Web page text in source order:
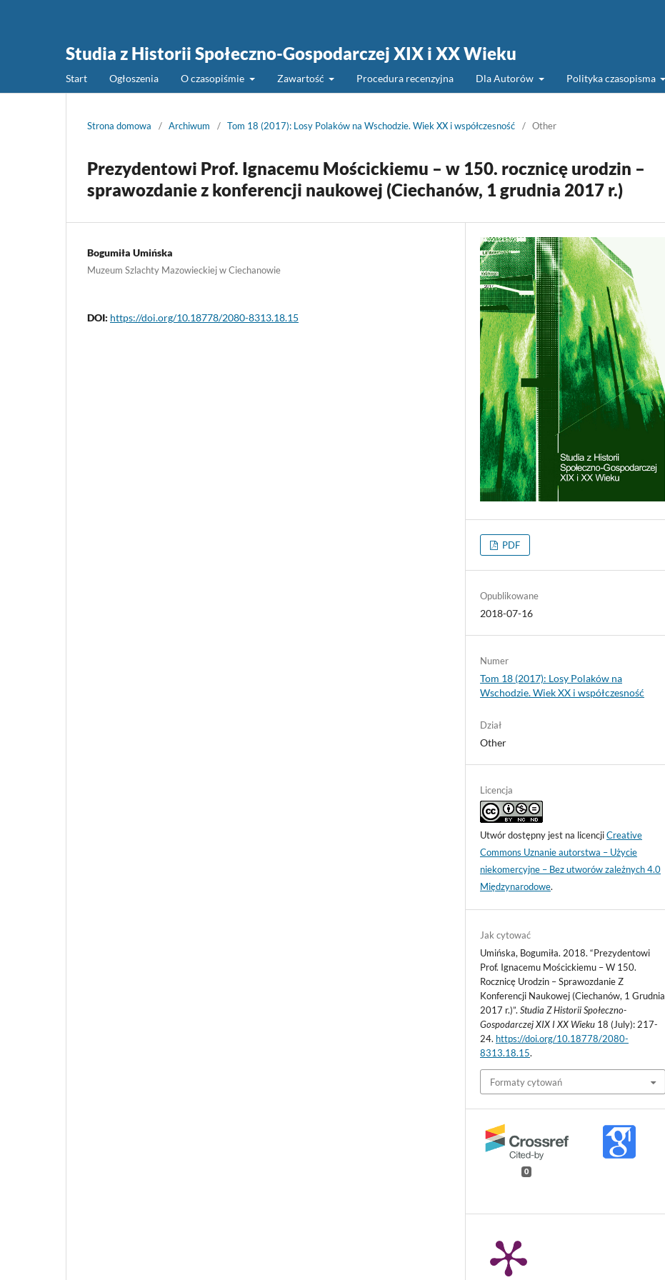
Studia z Historii Społeczno-Gospodarczej XIX i XX Wieku
Start Ogłoszenia O czasopiśmie Zawartość Procedura recenzyjna Dla Autorów Polityka czasopisma
Strona domowa / Archiwum / Tom 18 (2017): Losy Polaków na Wschodzie. Wiek XX i współczesność / Other
Prezydentowi Prof. Ignacemu Mościckiemu – w 150. rocznicę urodzin –
sprawozdanie z konferencji naukowej (Ciechanów, 1 grudnia 2017 r.)
Bogumiła Umińska
Muzeum Szlachty Mazowieckiej w Ciechanowie
DOI: https://doi.org/10.18778/2080-8313.18.15
PDF
Opublikowane
2018-07-16
Numer
Tom 18 (2017): Losy Polaków na
Wschodzie. Wiek XX i współczesność
Dział
Other
Licencja
Utwór dostępny jest na licencjiCreative
Commons Uznanie autorstwa – Użycie
niekomercyjne – Bez utworów zależnych 4.0
Międzynarodowe.
Jak cytować
Umińska, Bogumiła. 2018. “Prezydentowi
Prof. Ignacemu Mościckiemu – W 150.
Rocznicę Urodzin – Sprawozdanie Z
Konferencji Naukowej (Ciechanów, 1 Grudnia
2017 r.)”.Studia Z Historii Społeczno-
Gospodarczej XIX I XX Wieku 18 (July): 217-
24. https://doi.org/10.18778/2080-
8313.18.15.
Formaty cytowań
0